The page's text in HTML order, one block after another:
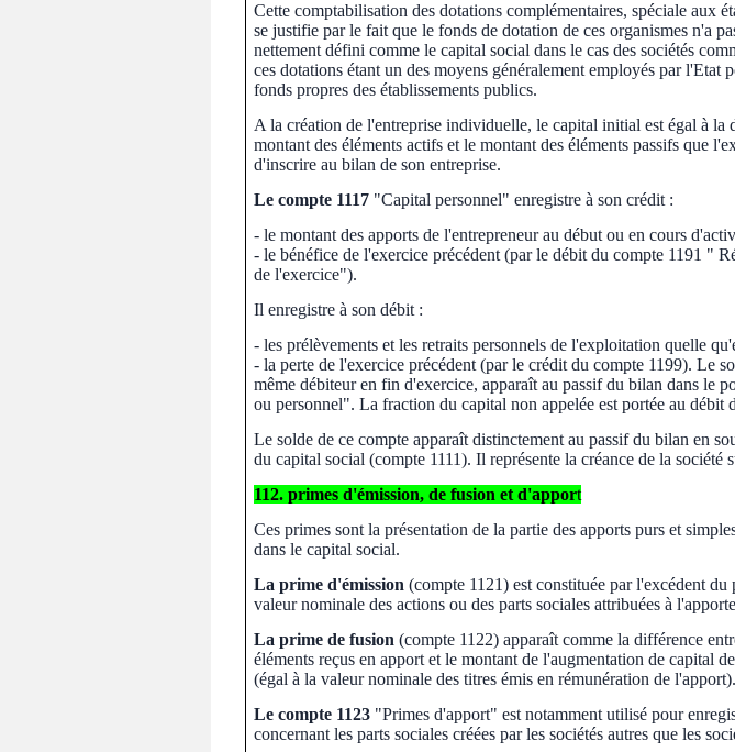
Cette comptabilisation des dotations complémentaires, spéciale aux
se justifie par le fait que le fonds de dotation de ces organismes n'a
nettement défini comme le capital social dans le cas des sociétés
ces dotations étant un des moyens généralement employés par l'Etat
fonds propres des établissements publics.
A la création de l'entreprise individuelle, le capital initial est égal à la
montant des éléments actifs et le montant des éléments passifs que
d'inscrire au bilan de son entreprise.
Le compte 1117 "Capital personnel" enregistre à son crédit :
- le montant des apports de l'entrepreneur au début ou en cours
- le bénéfice de l'exercice précédent (par le débit du compte 1191 "
de l'exercice").
Il enregistre à son débit :
- les prélèvements et les retraits personnels de l'exploitation quelle
- la perte de l'exercice précédent (par le crédit du compte 1199). Le
même débiteur en fin d'exercice, apparaît au passif du bilan dans le
ou personnel". La fraction du capital non appelée est portée au débit
Le solde de ce compte apparaît distinctement au passif du bilan en
du capital social (compte 1111). Il représente la créance de la société
112. primes d'émission, de fusion et d'apport
Ces primes sont la présentation de la partie des apports purs et
dans le capital social.
La prime d'émission (compte 1121) est constituée par l'excédent
valeur nominale des actions ou des parts sociales attribuées à
La prime de fusion(compte 1122) apparaît comme la différence
éléments reçus en apport et le montant de l'augmentation de capital
(égal à la valeur nominale des titres émis en rémunération de l'apport).
Le compte 1123 "Primes d'apport" est notamment utilisé pour
concernant les parts sociales créées par les sociétés autres que les